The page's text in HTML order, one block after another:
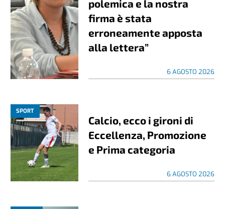
polemica e la nostra
firma è stata
erroneamente apposta
alla lettera”
6 AGOSTO 2026
SPORT
Calcio, ecco i gironi di
Eccellenza, Promozione
e Prima categoria
6 AGOSTO 2026